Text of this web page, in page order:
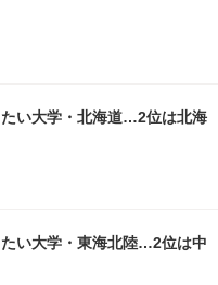
い大学・北海道…2位は北海
い大学・東海北陸…2位は中